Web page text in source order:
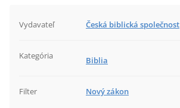
Vydavateľ Česká biblická společnost
Kategória Biblia
Filter Nový zákon